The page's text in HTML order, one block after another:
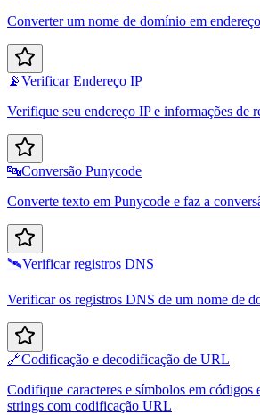
Converter um nome de domínio em
📡Verificar Endereço IP
Verifique seu endereço IP e informações de
🔤Conversão Punycode
Converte texto em Punycode e faz a
🛰️Verificar registros DNS
Verificar os registros DNS de um nome de
🔗Codificação e decodificação de URL
Codifique caracteres e símbolos em códigos
strings com codificação URL